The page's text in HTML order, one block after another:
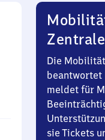
Zentrale
Die
meldet für
sie Tickets